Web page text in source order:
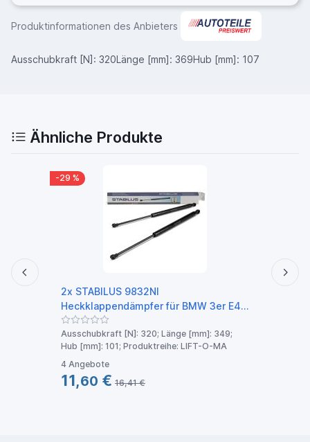
Produktinformationen des Anbieters
Ausschubkraft [N]: 320Länge [mm]: 369Hub [mm]: 107
Ähnliche Produkte
-29 %
2x STABILUS 9832NI
Heckklappendämpfer für BMW 3er E46
LIMO COUPE 51248254281
Ausschubkraft [N]: 320; Länge [mm]: 349;
Hub [mm]: 101; Produktreihe: LIFT-O-MA
4 Angebote
11,60 € 16,41 €